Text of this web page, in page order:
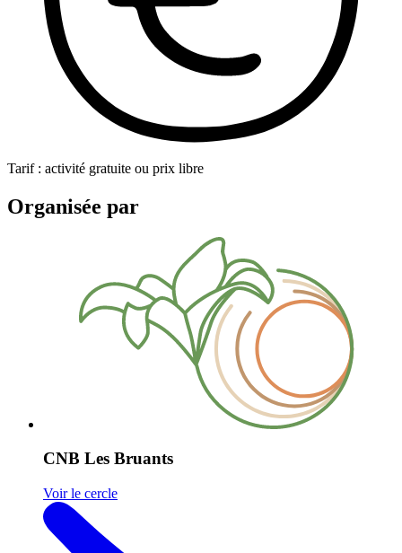
Tarif : activité gratuite ou prix libre
Organisée par
CNB Les Bruants
Voir le cercle